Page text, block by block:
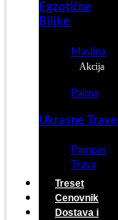
Egzotične
Biljke
Maslina
Akcija
Palma
Ukrasne Trave
Pampas
Trava
Treset
Cenovnik
Dostava i